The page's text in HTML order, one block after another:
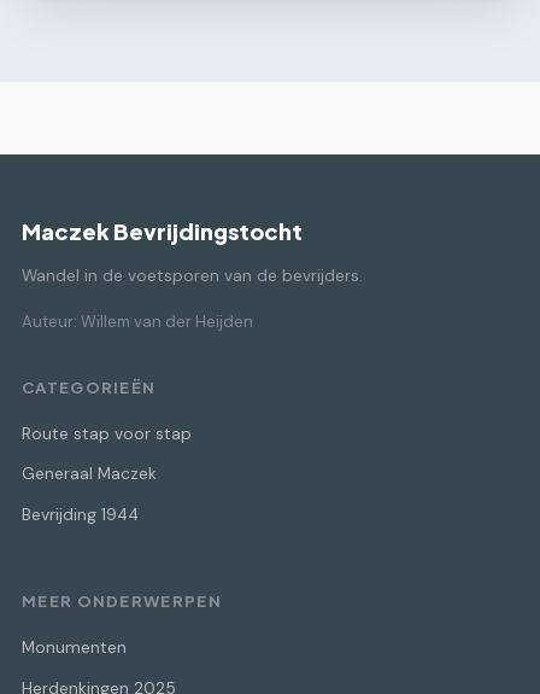
Maczek Bevrijdingstocht
Wandel in de voetsporen van de bevrijders.
Auteur: Willem van der Heijden
CATEGORIEËN
Route stap voor stap
Generaal Maczek
Bevrijding 1944
MEER ONDERWERPEN
Monumenten
Herdenkingen 2025